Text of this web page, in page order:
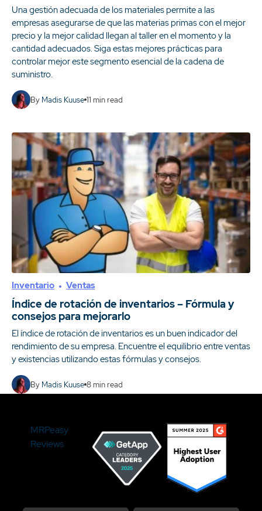
Una gestión adecuada de los materiales permite a las
empresas asegurarse de que las materias primas con el mejor
precio y la mejor calidad llegan al taller en el momento y la
cantidad adecuados. Siga estas mejores prácticas para
controlar mejor este segmento esencial de la cadena de
suministro.
By Madis Kuuse 11 min read
Inventario Ventas
Índice de rotación de inventarios – Fórmula y
consejos para mejorarlo
El índice de rotación de inventarios es un buen indicador del
rendimiento de su empresa. Encuentre el equilibrio entre ventas
y existencias utilizando estas fórmulas y consejos.
By Madis Kuuse 8min read
MRPeasy
Reviews